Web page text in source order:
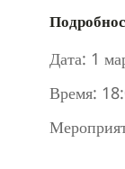
Дата: 1
Время: